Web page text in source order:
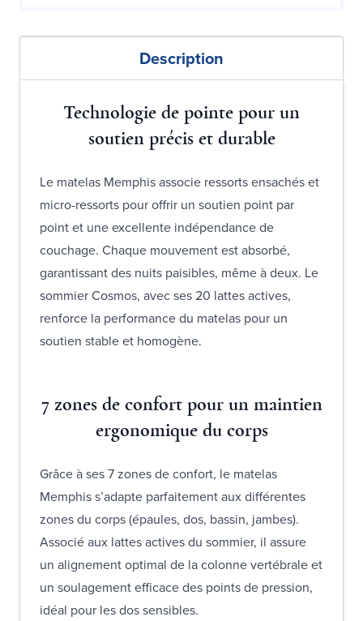
Description
Technologie de pointe pour un
soutien précis et durable
Le matelas Memphis associe ressorts ensachés et
micro-ressorts pour offrir un soutien point par
point et une excellente indépendance de
couchage. Chaque mouvement est absorbé,
garantissant des nuits paisibles, même à deux. Le
sommier Cosmos, avec ses 20 lattes actives,
renforce la performance du matelas pour un
soutien stable et homogène.
7 zones de confort pour un maintien
ergonomique du corps
Grâce à ses 7 zones de confort, le matelas
Memphis s’adapte parfaitement aux différentes
zones du corps (épaules, dos, bassin, jambes).
Associé aux lattes actives du sommier, il assure
un alignement optimal de la colonne vertébrale et
un soulagement efficace des points de pression,
idéal pour les dos sensibles.